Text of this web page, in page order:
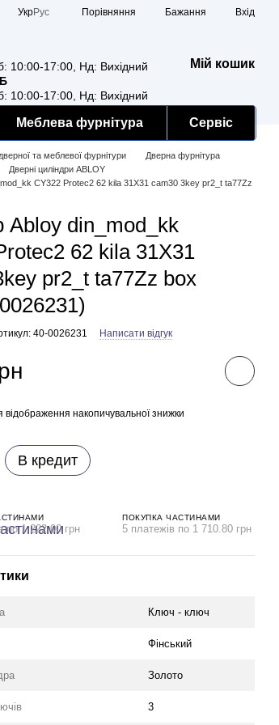
УкрРус Порівняння Бажання Вхід
10:00-17:00, Нд: Вихідний
10:00-17:00, Нд: Вихідний
Мій кошик
Меблева фурнітура Сервіс
та меблевої фурнітури
Дверна фурнітура
Дверні циліндри ABLOY
CY322 Protec2 62 kila 31X31 cam30 3key pr2_t ta77Zz
Abloy din_mod_kk
62 kila 31X31
pr2_t ta77Zz box
40-0026231 Написати відгук
відображення накопичувальної знижки
В кредит
по 1 222.00 грн
ПОКУПКА ЧАСТИНАМИ
5 платежів по 1 710.80 грн
Ключ - ключ
Фінський
Золото
3